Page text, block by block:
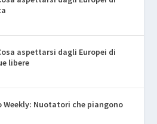
aspettarsi dagli Europei di
libere
Nuotatori che piangono